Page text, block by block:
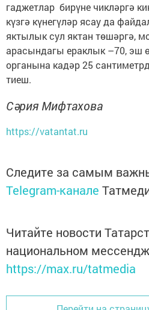
гаджетлар бирүне чикләргә
күзгә күнегүләр ясау да
яктылык сул яктан төшәргә,
арасындагы ераклык –70, эш
органына кадәр 25
тиеш.
Сәрия Мифтахова
https://vatantat.ru
Следите за самым
Telegram-канале
Читайте новости
национальном
https://max.ru/tatmedia